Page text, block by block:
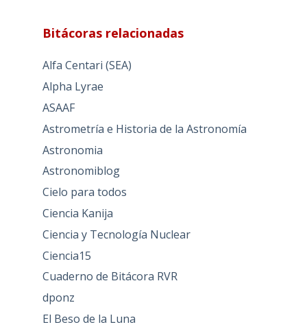
Bitácoras relacionadas
Alfa Centari (SEA)
Alpha Lyrae
ASAAF
Astrometría e Historia de la Astronomía
Astronomia
Astronomiblog
Cielo para todos
Ciencia Kanija
Ciencia y Tecnología Nuclear
Ciencia15
Cuaderno de Bitácora RVR
dponz
El Beso de la Luna